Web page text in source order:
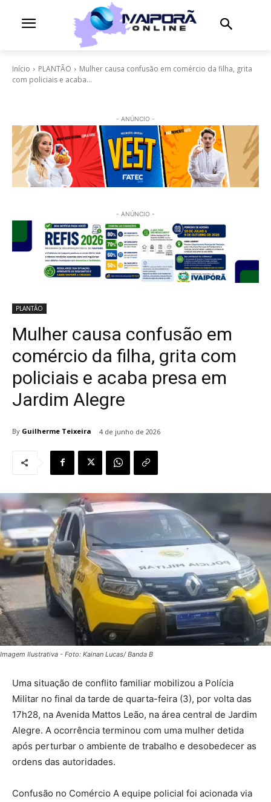
Início PLANTÃO
Mulher causa confusão em comércio da filha, grita
com policiais e acaba...
- ANÚNCIO -
- ANÚNCIO -
PLANTÃO
Mulher causa confusão em
comércio da filha, grita com
policiais e acaba presa em
Jardim Alegre
By Guilherme Teixeira 4 de junho de 2026
Imagem Ilustrativa - Foto: Kainan Lucas/ Banda B
Uma situação de conflito familiar mobilizou a Polícia
Militar no final da tarde de quarta-feira (3), por volta das
17h28, na Avenida Mattos Leão, na área central de Jardim
Alegre. A ocorrência terminou com uma mulher detida
após perturbar o ambiente de trabalho e desobedecer as
ordens das autoridades.
Confusão no Comércio A equipe policial foi acionada via